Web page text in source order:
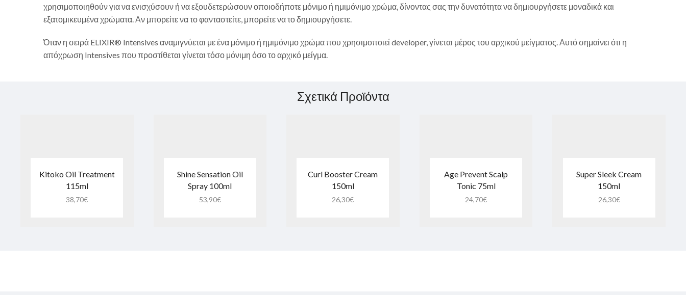
χρησιμοποιηθούν για να ενισχύσουν ή να εξουδετερώσουν οποιοδήποτε μόνιμο ή ημιμόνιμο χρώμα, δίνοντας σας την δυνατότητα να δημιουργήσετε μοναδικά και
εξατομικευμένα χρώματα. Αν μπορείτε να το φανταστείτε, μπορείτε να το δημιουργήσετε.
Όταν η σειρά ELIXIR® Intensives αναμιγνύεται με ένα μόνιμο ή ημιμόνιμο χρώμα που χρησιμοποιεί developer, γίνεται μέρος του αρχικού μείγματος. Αυτό σημαίνει ότι η
απόχρωση Intensives που προστίθεται γίνεται τόσο μόνιμη όσο το αρχικό μείγμα.
Σχετικά Προϊόντα
Kitoko Oil Treatment
115ml
38,70€
Shine Sensation Oil
Spray 100ml
53,90€
Curl Booster Cream
150ml
26,30€
Age Prevent Scalp
Tonic 75ml
24,70€
Super Sleek Cream
150ml
26,30€